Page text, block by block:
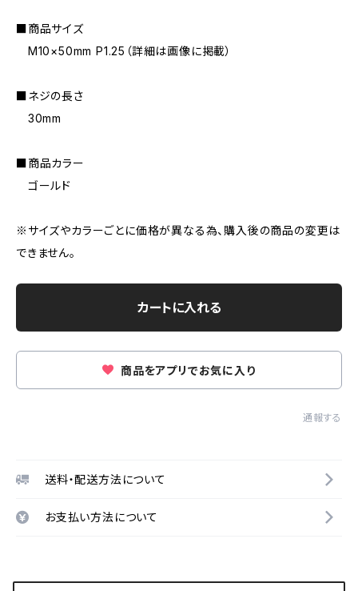
■商品サイズ
M10×50mm P1.25（詳細は画像に掲載）
■ネジの長さ
30mm
■商品カラー
ゴールド
※サイズやカラーごとに価格が異なる為、購入後の商品の変更は
できません。
カートに入れる
商品をアプリでお気に入り
通報する
送料・配送方法について
お支払い方法について